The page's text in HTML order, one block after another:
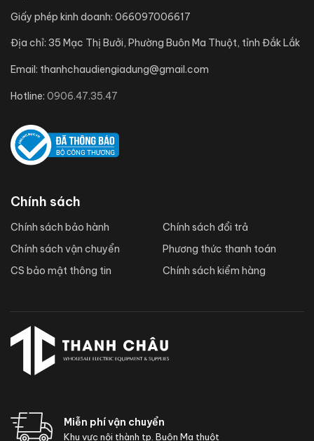
Giấy phép kinh doanh: 066097006617
Địa chỉ: 35 Mạc Thị Bưởi, Phường Buôn Ma Thuột, tỉnh Đắk Lắk
Email: thanhchaudiengiadung@gmail.com
Hotline: 0906.47.35.47
Chính sách
Chính sách bảo hành
Chính sách vận chuyển
CS bảo mật thông tin
Chính sách đổi trả
Phương thức thanh toán
Chính sách kiểm hàng
Miễn phí vận chuyển
Khu vực nội thành tp. Buôn Ma thuột